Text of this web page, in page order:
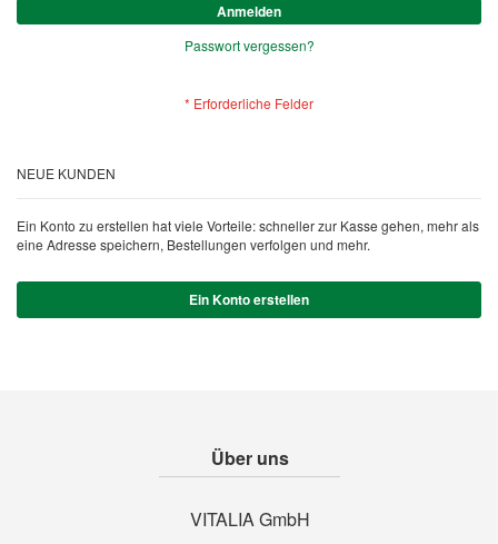
Anmelden
Passwort vergessen?
NEUE KUNDEN
Ein Konto zu erstellen hat viele Vorteile: schneller zur Kasse gehen, mehr als
eine Adresse speichern, Bestellungen verfolgen und mehr.
Ein Konto erstellen
Über uns
VITALIA GmbH